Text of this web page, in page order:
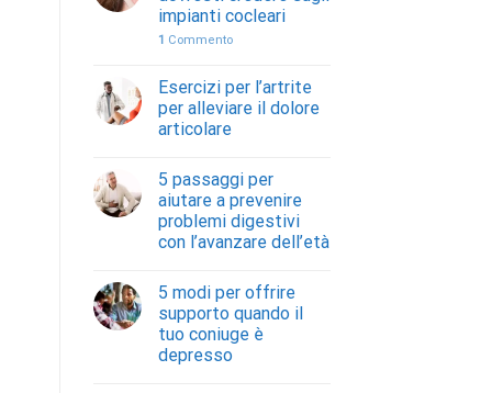
impianti cocleari
1 Commento
Esercizi per l’artrite
per alleviare il dolore
articolare
5 passaggi per
aiutare a prevenire
problemi digestivi
con l’avanzare dell’età
5 modi per offrire
supporto quando il
tuo coniuge è
depresso